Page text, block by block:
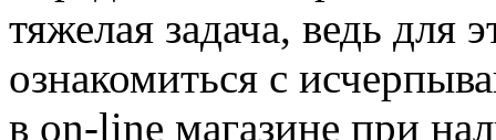
тяжелая задача, ведь для
ознакомиться с
в on-line магазине при